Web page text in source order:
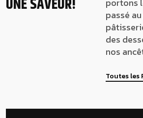
UNE SAVEUR!
portons
passé
des
nos
Toutes les